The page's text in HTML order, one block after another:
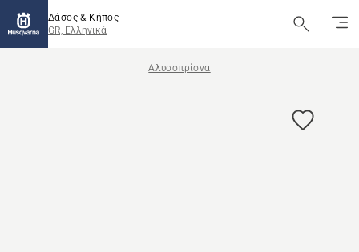
Δάσος & Κήπος
GR, Ελληνικά
Αλυσοπρίονα